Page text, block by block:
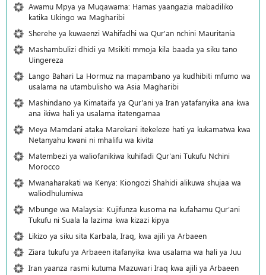
Awamu Mpya ya Muqawama: Hamas yaangazia mabadiliko
katika Ukingo wa Magharibi
Sherehe ya kuwaenzi Wahifadhi wa Qur'an nchini Mauritania
Mashambulizi dhidi ya Msikiti mmoja kila baada ya siku tano
Uingereza
Lango Bahari La Hormuz na mapambano ya kudhibiti mfumo wa
usalama na utambulisho wa Asia Magharibi
Mashindano ya Kimataifa ya Qur'ani ya Iran yatafanyika ana kwa
ana ikiwa hali ya usalama itatengamaa
Meya Mamdani ataka Marekani itekeleze hati ya kukamatwa kwa
Netanyahu kwani ni mhalifu wa kivita
Matembezi ya waliofanikiwa kuhifadi Qur'ani Tukufu Nchini
Morocco
Mwanaharakati wa Kenya: Kiongozi Shahidi alikuwa shujaa wa
waliodhulumiwa
Mbunge wa Malaysia: Kujifunza kusoma na kufahamu Qur’ani
Tukufu ni Suala la lazima kwa kizazi kipya
Likizo ya siku sita Karbala, Iraq, kwa ajili ya Arbaeen
Ziara tukufu ya Arbaeen itafanyika kwa usalama wa hali ya Juu
Iran yaanza rasmi kutuma Mazuwari Iraq kwa ajili ya Arbaeen